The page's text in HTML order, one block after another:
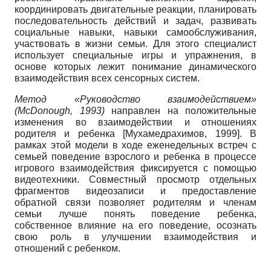
координировать двигательные реакции, планировать
последовательность действий и задач, развивать
социальные навыки, навыки самообслуживания,
участвовать в жизни семьи. Для этого специалист
использует специальные игры и упражнения, в
основе которых лежит понимание динамического
взаимодействия всех сенсорных систем.
Метод «Руководство взаимодействием»
(McDonough, 1993)направлен на положительные
изменения во взаимодействии и отношениях
родителя и ребенка
[Мухамедрахимов, 1999]. В
рамках этой модели в ходе еженедельных встреч с
семьей поведение взрослого и ребенка в процессе
игрового взаимодействия фиксируется с помощью
видеотехники. Совместный просмотр отдельных
фрагментов видеозаписи и предоставление
обратной связи позволяет родителям и членам
семьи лучше понять поведение ребенка,
собственное влияние на его поведение, осознать
свою роль в улучшении взаимодействия и
отношений с ребенком.